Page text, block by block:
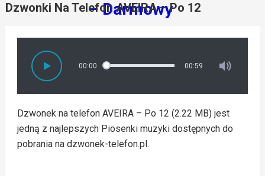
Dzwonki Na Telefon AVEIRA – Po 12
00:00 00:59
Dzwonek na telefon AVEIRA – Po 12 (2.22 MB) jest
jedną z najlepszych Piosenki muzyki dostępnych do
pobrania na dzwonek-telefon.pl.